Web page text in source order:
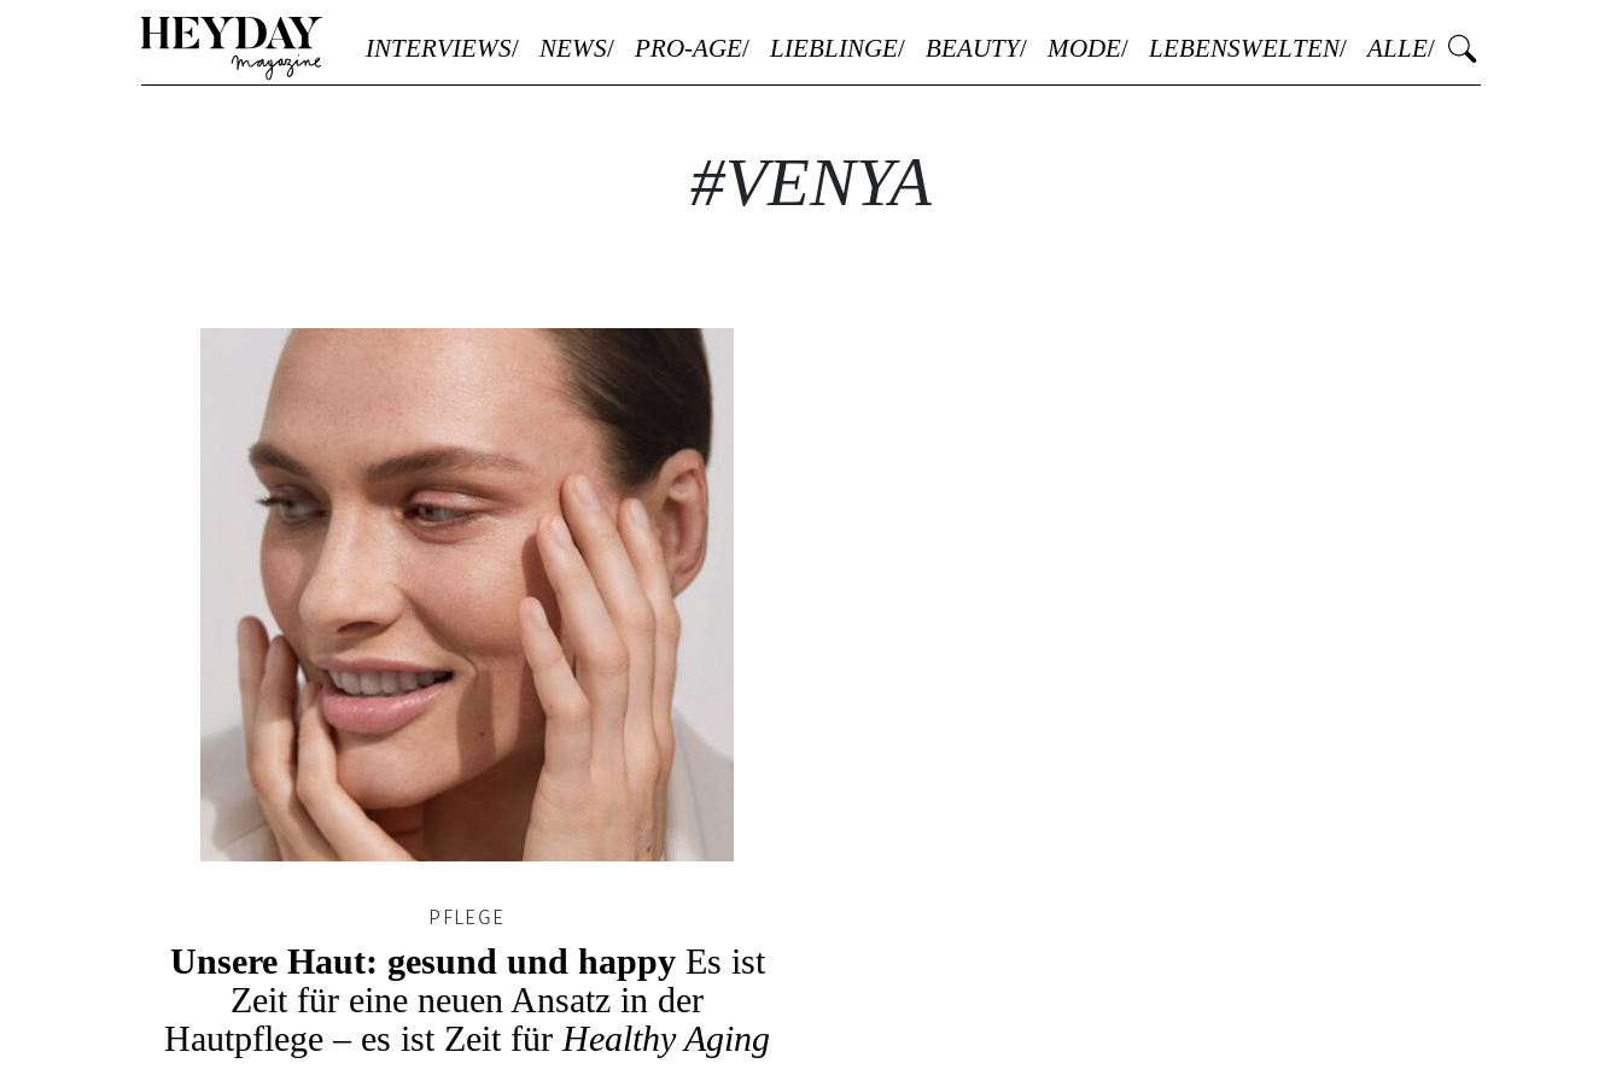
Heyday
INTERVIEWS NEWS PRO-AGE LIEBLINGE BEAUTY MODE LEBENSWELTEN ALLE
#VENYA
PFLEGE
Unsere Haut: gesund und happy Es ist
Zeit für eine neuen Ansatz in der
Hautpflege – es ist Zeit für Healthy Aging